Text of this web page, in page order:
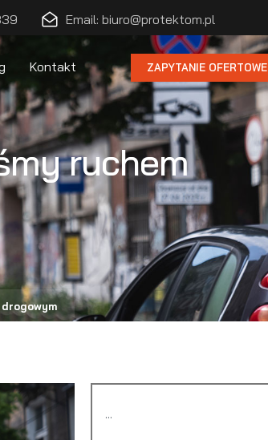
Email: biuro@protektom.pl
Kontakt ZAPYTANIE OFERTOWE
ruchem